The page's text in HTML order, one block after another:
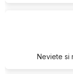
Neviete si